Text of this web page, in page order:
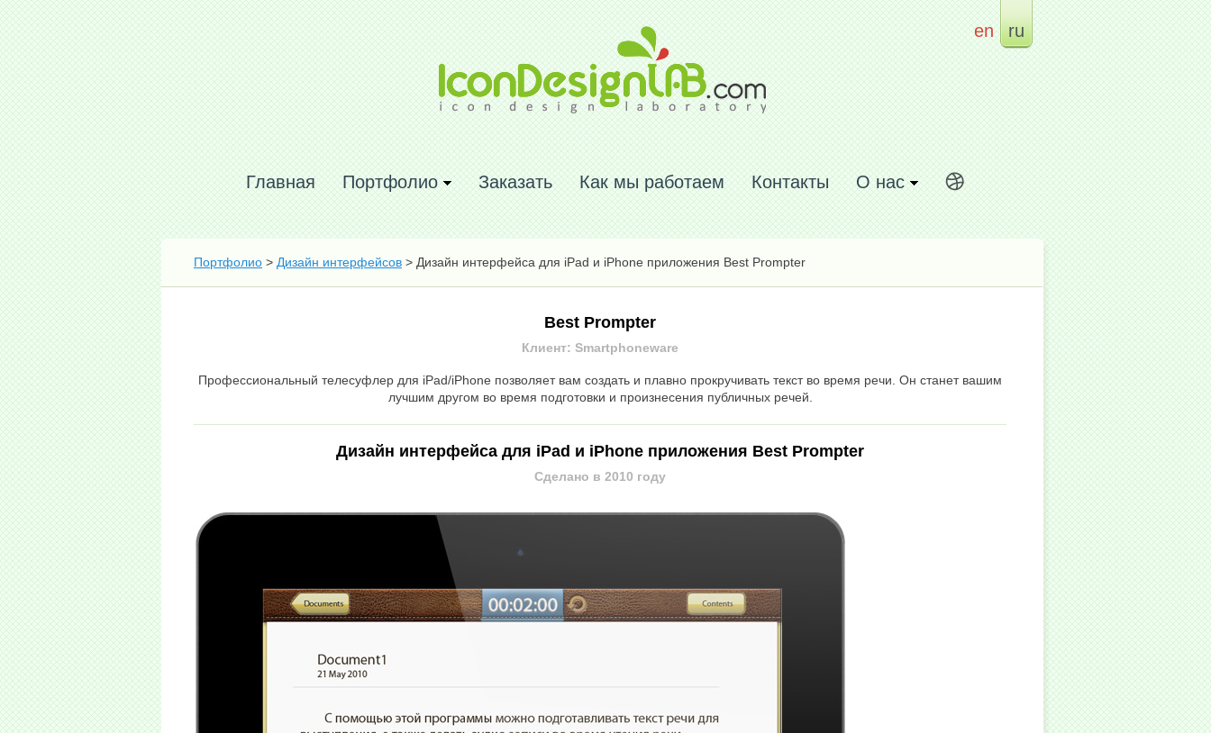
en ru
Главная Портфолио Заказать Как мы работаем Контакты О нас
Портфолио > Дизайн интерфейсов > Дизайн интерфейса для iPad и iPhone приложения Best Prompter
Best Prompter
Клиент: Smartphoneware
Профессиональный телесуфлер для iPad/iPhone позволяет вам создать и плавно прокручивать текст во время речи. Он станет вашим
лучшим другом во время подготовки и произнесения публичных речей.
Дизайн интерфейса для iPad и iPhone приложения Best Prompter
Сделано в 2010 году